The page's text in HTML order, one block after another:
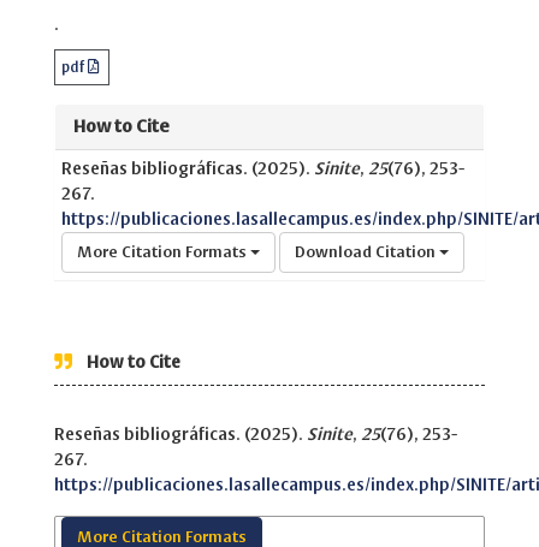
.
pdf
How to Cite
Reseñas bibliográficas. (2025). Sinite, 25(76), 253-
267.
https://publicaciones.lasallecampus.es/index.php/SINITE/
More Citation Formats Download Citation
How to Cite
Reseñas bibliográficas. (2025). Sinite, 25(76), 253-
267.
https://publicaciones.lasallecampus.es/index.php/SINITE/
More Citation Formats